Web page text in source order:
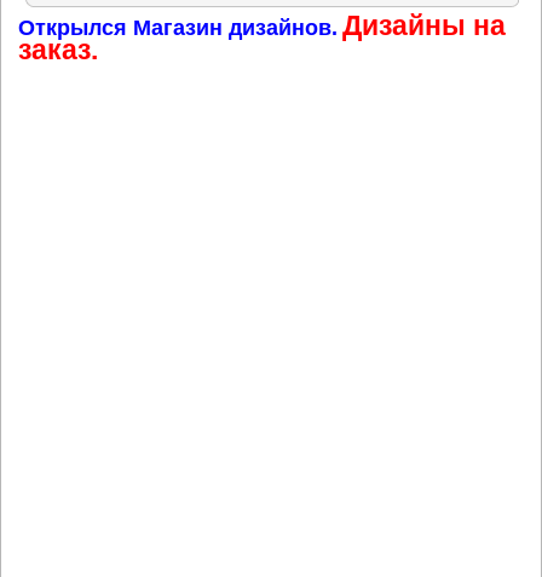
Открылся Магазин дизайнов. Дизайны на
заказ.